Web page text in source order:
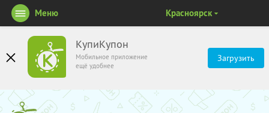
КупиКупон
Мобильное приложение
ещё удобнее
Загрузить
Меню Красноярск